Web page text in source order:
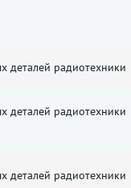
деталей радиотехники
деталей радиотехники
деталей радиотехники